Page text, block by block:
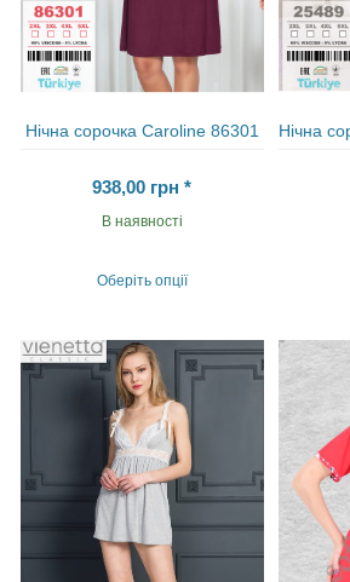
Нічна сорочка Carolіne 86301
938,00 грн *
В наявності
Оберіть опції
має
кілька
варіантів.
Параметри
можна
вибрати
на
сторінці
товару